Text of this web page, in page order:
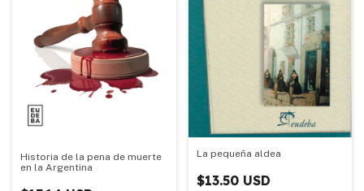
Historia de la pena de muerte
en la Argentina
La pequeña aldea
$13.50 USD